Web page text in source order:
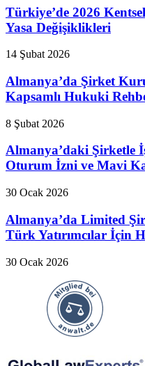
Türkiye’de 2026
Yasa Değişiklikleri
14 Şubat 2026
Almanya’da Şirket
Kapsamlı Hukuki
8 Şubat 2026
Almanya’daki Şirketle
Oturum İzni ve Mavi
30 Ocak 2026
Almanya’da Limited
Türk Yatırımcılar İçin
30 Ocak 2026